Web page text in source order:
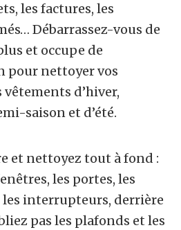
les factures, les
Débarrassez-vous de
et occupe de
pour nettoyer vos
d’hiver,
saison et d’été.
et nettoyez tout à fond :
les portes, les
les interrupteurs, derrière
pas les plafonds et les